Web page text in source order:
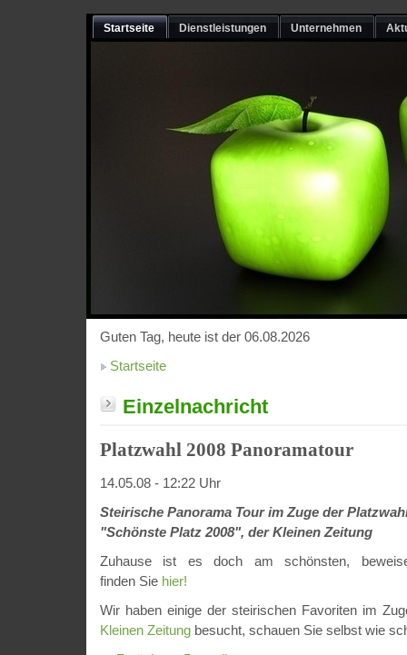
Startseite Dienstleistungen Unternehmen
Guten Tag, heute ist der 06.08.2026
Startseite
Einzelnachricht
Platzwahl 2008 Panoramatour
14.05.08 - 12:22 Uhr
Steirische Panorama Tour im Zuge der
"Schönste Platz 2008", der Kleinen Zeitung
Zuhause ist es doch am schönsten,
finden Sie hier!
Wir haben einige der steirischen Favoriten im
Kleinen Zeitung besucht, schauen Sie selbst wie